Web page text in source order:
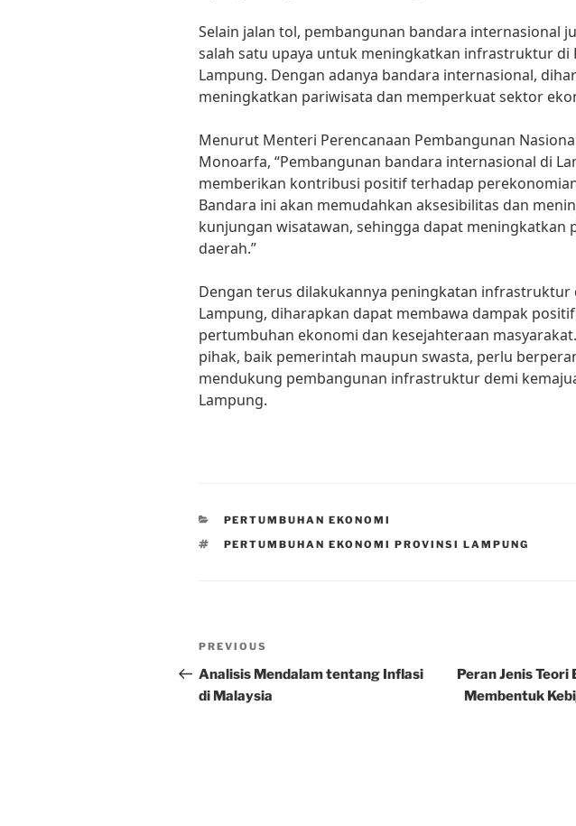
Selain jalan tol, pembangunan bandara internasional
salah satu upaya untuk meningkatkan infrastruktur di
Lampung. Dengan adanya bandara internasional,
meningkatkan pariwisata dan memperkuat sektor
Menurut Menteri Perencanaan Pembangunan
Monoarfa, “Pembangunan bandara internasional di
memberikan kontribusi positif terhadap
Bandara ini akan memudahkan aksesibilitas dan
kunjungan wisatawan, sehingga dapat meningkatkan
daerah.”
Dengan terus dilakukannya peningkatan infrastruktur
Lampung, diharapkan dapat membawa dampak
pertumbuhan ekonomi dan kesejahteraan
pihak, baik pemerintah maupun swasta, perlu
mendukung pembangunan infrastruktur demi
Lampung.
CATEGORIES
PERTUMBUHAN EKONOMI
TAGS
PERTUMBUHAN EKONOMI PROVINSI LAMPUNG
Post
navigation
Previous
Post
PREVIOUS
Analisis Mendalam tentang Inflasi
di Malaysia
Peran Jenis Teori
Membentuk